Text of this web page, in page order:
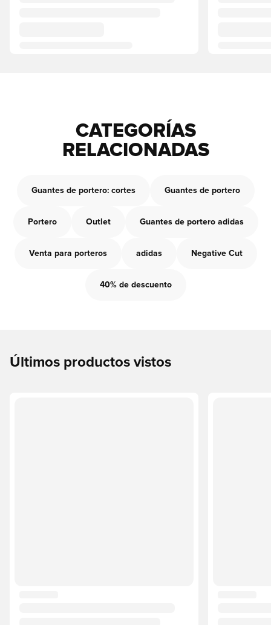
CATEGORÍAS
RELACIONADAS
Guantes de portero: cortes Guantes de portero
Portero Outlet Guantes de portero adidas
Venta para porteros adidas Negative Cut
40% de descuento
Últimos productos vistos